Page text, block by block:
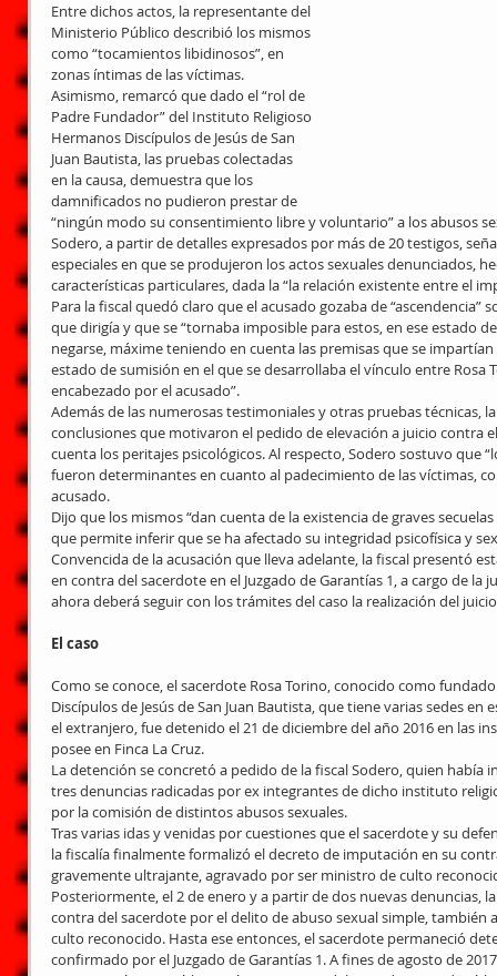
Entre dichos actos, la representante del
Ministerio Público describió los mismos
como “tocamientos libidinosos”, en
zonas íntimas de las víctimas.
Asimismo, remarcó que dado el “rol de
Padre Fundador” del Instituto Religioso
Hermanos Discípulos de Jesús de San
Juan Bautista, las pruebas colectadas
en la causa, demuestra que los
damnificados no pudieron prestar de
“ningún modo su consentimiento libre y voluntario” a los abusos
Sodero, a partir de detalles expresados por más de 20 testigos,
especiales en que se produjeron los actos sexuales denunciados,
características particulares, dada la “la relación existente entre el
Para la fiscal quedó claro que el acusado gozaba de
que dirigía y que se “tornaba imposible para estos, en ese estado
negarse, máxime teniendo en cuenta las premisas que se
estado de sumisión en el que se desarrollaba el vínculo entre
encabezado por el acusado”.
Además de las numerosas testimoniales y otras pruebas técnicas,
conclusiones que motivaron el pedido de elevación a juicio contra
cuenta los peritajes psicológicos. Al respecto, Sodero sostuvo que
fueron determinantes en cuanto al padecimiento de las víctimas,
acusado.
Dijo que los mismos “dan cuenta de la existencia de graves
que permite inferir que se ha afectado su integridad psicofísica y
Convencida de la acusación que lleva adelante, la fiscal presentó
en contra del sacerdote en el Juzgado de Garantías 1, a cargo de la
ahora deberá seguir con los trámites del caso la realización del
El caso
Como se conoce, el sacerdote Rosa Torino, conocido como
Discípulos de Jesús de San Juan Bautista, que tiene varias sedes
el extranjero, fue detenido el 21 de diciembre del año 2016 en las
posee en Finca La Cruz.
La detención se concretó a pedido de la fiscal Sodero, quien había
tres denuncias radicadas por ex integrantes de dicho instituto
por la comisión de distintos abusos sexuales.
Tras varias idas y venidas por cuestiones que el sacerdote y su
la fiscalía finalmente formalizó el decreto de imputación en su
gravemente ultrajante, agravado por ser ministro de culto
Posteriormente, el 2 de enero y a partir de dos nuevas denuncias,
contra del sacerdote por el delito de abuso sexual simple,
culto reconocido. Hasta ese entonces, el sacerdote permaneció
confirmado por el Juzgado de Garantías 1. A fines de agosto de